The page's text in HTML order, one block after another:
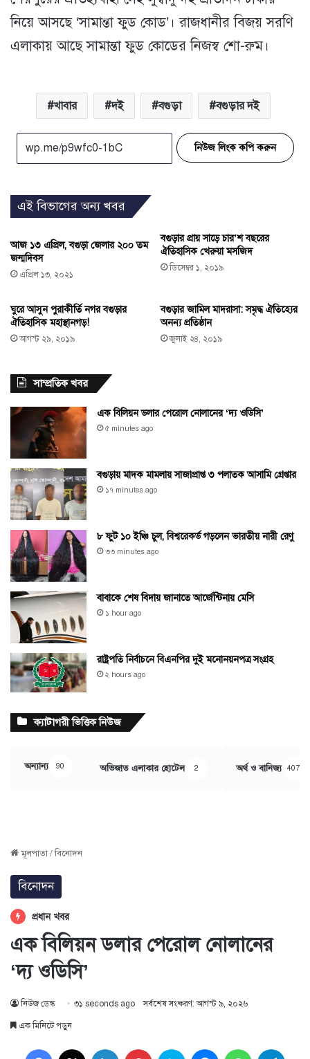
নিয়ে আসছে ‘সামান্তা ফুড কোড’। রাজধানীর বিজয় সরণি
এলাকায় আছে সামান্তা ফুড কোডের নিজস্ব শো-রুম।
খাবার দই বগুড়া বগুড়ার দই
নিউজ লিংক কপি করুন
এই বিভাগের অন্য খবর
আজ ১৩ এপ্রিল, বগুড়া জেলার ২০০ তম
জন্মদিবস
এপ্রিল ১৩, ২০২১
বগুড়ার প্রায় সাড়ে চার’শ বছরের
ঐতিহাসিক খেরুয়া মসজিদ
ডিসেম্বর ১, ২০১৯
ঘুরে আসুন পুরাকীর্তি নগর বগুড়ার
ঐতিহাসিক মহাস্থানগড়!
আগস্ট ২৯, ২০১৯
বগুড়ার জামিল মাদরাসা: সমৃদ্ধ ঐতিহ্যের
অনন্য প্রতিষ্ঠান
জুলাই ২৪, ২০১৯
সাম্প্রতিক খবর
এক বিলিয়ন ডলার পেরোল নোলানের ‘দ্য ওডিসি’
৫ minutes ago
বগুড়ায় মাদক মামলায় সাজাপ্রাপ্ত ৩ পলাতক আসামি গ্রেপ্তার
১৭ minutes ago
৮ ফুট ১০ ইঞ্চি চুল, বিশ্বরেকর্ড গড়লেন ভারতীয় নারী রেণু
৩৩ minutes ago
বাবাকে শেষ বিদায় জানাতে আর্জেন্টিনায় মেসি
১ hour ago
রাষ্ট্রপতি নির্বাচনে বিএনপির দুই মনোনয়নপত্র সংগ্রহ
২ hours ago
ক্যাটাগরী ভিত্তিক নিউজ
অন্যান্য 90 অভিজাত এলাকার হোটেল 2 অর্থ ও বানিজ্য 407